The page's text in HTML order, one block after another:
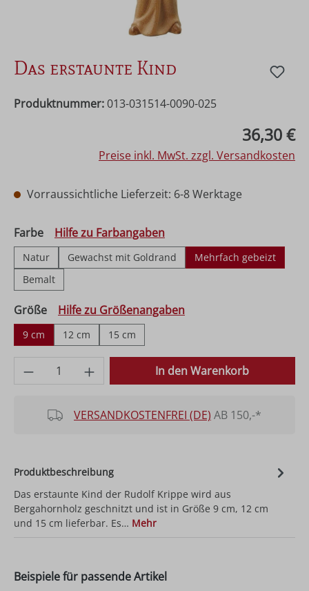
Das erstaunte Kind
Produktnummer: 013-031514-0090-025
36,30 €
Preise inkl. MwSt. zzgl. Versandkosten
Vorraussichtliche Lieferzeit: 6-8 Werktage
Farbeauswählen
Hilfe zu Farbangaben
Natur Gewachst mit Goldrand
Mehrfach gebeizt
Bemalt
Größeauswählen
Hilfe zu Größenangaben
9 cm 12 cm 15 cm
Produkt Anzahl: Gib den gewünschten
In den Warenkorb
VERSANDKOSTENFREI (DE) AB 150,-*
Produktbeschreibung
Das erstaunte Kind der Rudolf Krippe wird aus
Bergahornholz geschnitzt und ist in Größe 9 cm, 12 cm
und 15 cm lieferbar. Es… Mehr
Beispiele für passende Artikel